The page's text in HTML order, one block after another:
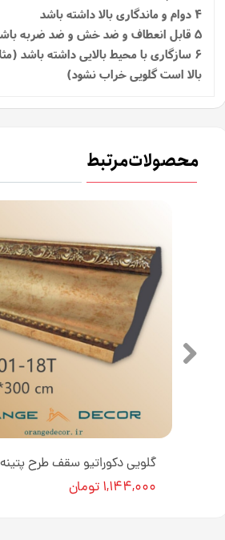
4 دوام و ماندگاری بالا داشته باشد
5 قابل انعطاف و ضد خش و ضد ضربه باشد
6 سازگاری با محیط بالایی داشته باشد
بالا است گلویی خراب نشود)
محصولات مرتبط
۱,۱۴۴,۰۰۰ تومان